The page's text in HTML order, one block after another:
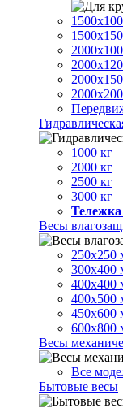
1000 кг
2000 кг
2500 кг
3000 кг
Тележка
Весы
250х250
300х400
400х400
400х500
450х600
600х800
Весы
Все
Бытовые весы